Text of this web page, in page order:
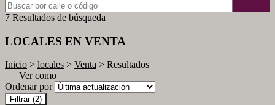
7 Resultados de búsqueda
LOCALES EN VENTA
Inicio > locales > Venta > Resultados
| Ver como
Ordenar por
Filtrar (2)